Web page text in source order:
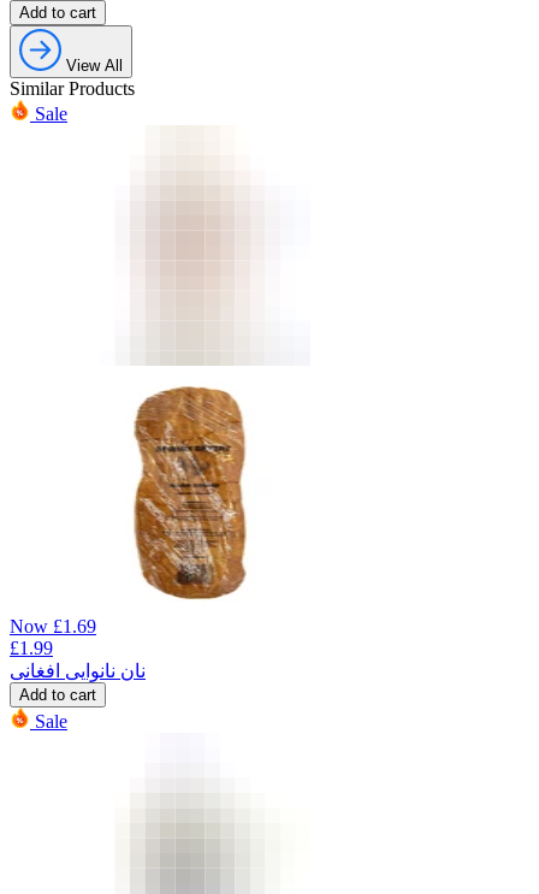
Add to cart
View All
Similar Products
Sale
Now £1.69
£1.99
نان نانوایی افغانی
Add to cart
Sale